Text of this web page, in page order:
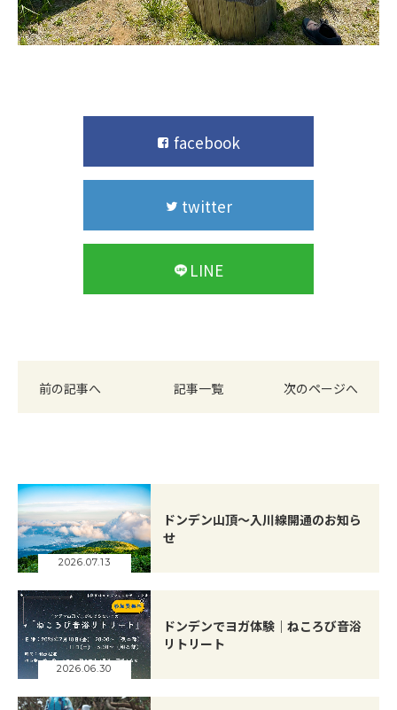
facebook
twitter
LINE
記事一覧
前の記事へ 次のページへ
2026.07.13
ドンデン山頂～入川線開通のお知ら
せ
2026.06.30
ドンデンでヨガ体験｜ねころび音浴
リトリート